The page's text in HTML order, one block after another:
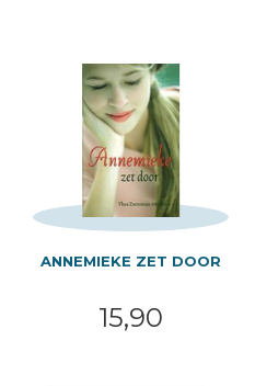
ANNEMIEKE ZET DOOR
15,90